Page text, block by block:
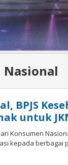
Nasional
BPJS
untuk
Konsumen
kepada berbagai